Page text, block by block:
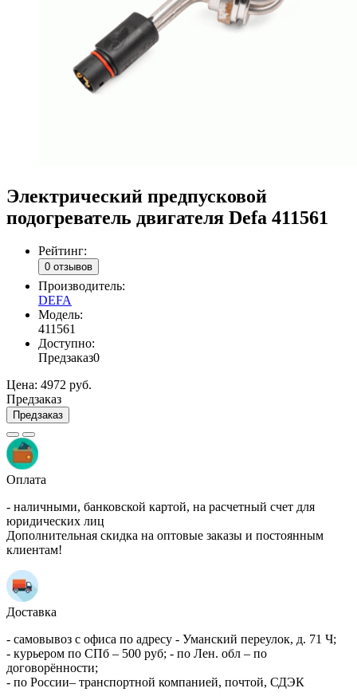
Электрический предпусковой
подогреватель двигателя Defa 411561
Рейтинг:
0 отзывов
Производитель:
DEFA
Модель:
411561
Доступно:
Предзаказ0
Цена: 4972 руб.
Предзаказ
Предзаказ
Оплата
- наличными, банковской картой, на расчетный счет для
юридических лиц
Дополнительная скидка на оптовые заказы и постоянным
клиентам!
Доставка
- самовывоз с офиса по адресу - Уманский переулок, д. 71 Ч;
- курьером по СПб – 500 руб; - по Лен. обл – по
договорённости;
- по России– транспортной компанией, почтой, СДЭК